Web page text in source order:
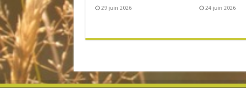
29 juin 2026 24 juin 2026